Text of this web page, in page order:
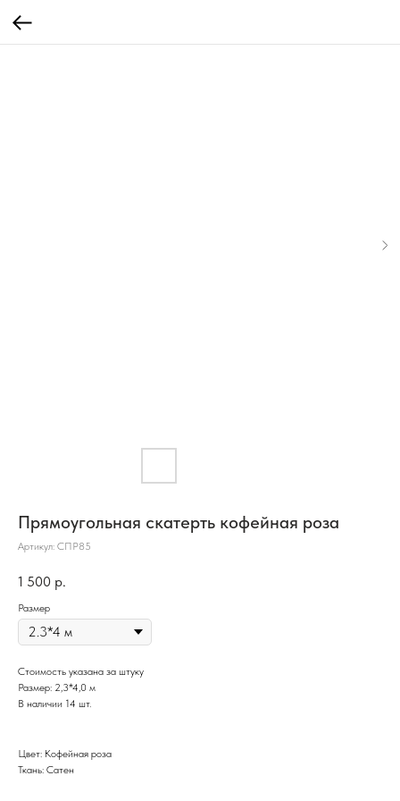
Прямоугольная скатерть кофейная роза
Артикул: СПР85
1 500 р.
Размер
Стоимость указана за штуку
Размер: 2,3*4,0 м
В наличии 14 шт.
Цвет: Кофейная роза
Ткань: Сатен